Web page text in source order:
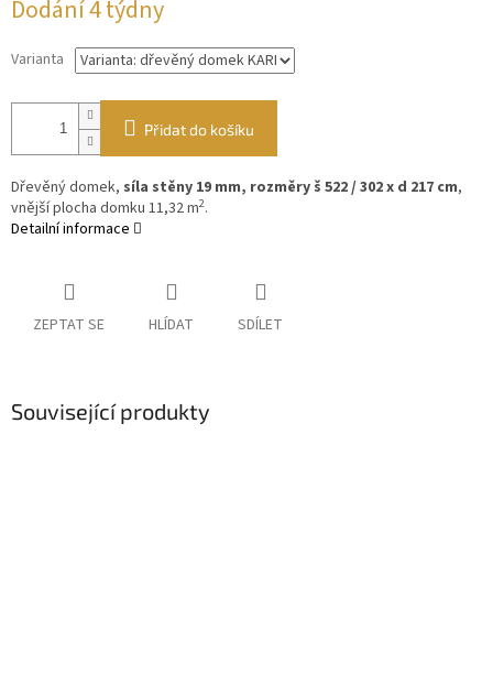
cena:
Dodání 4 týdny
Varianta
Přidat do košíku
Dřevěný domek, síla stěny 19 mm, rozměry š 522 / 302 x d 217 cm,
vnější plocha domku 11,32 m2.
Detailní informace
ZEPTAT SE HLÍDAT SDÍLET
Související produkty